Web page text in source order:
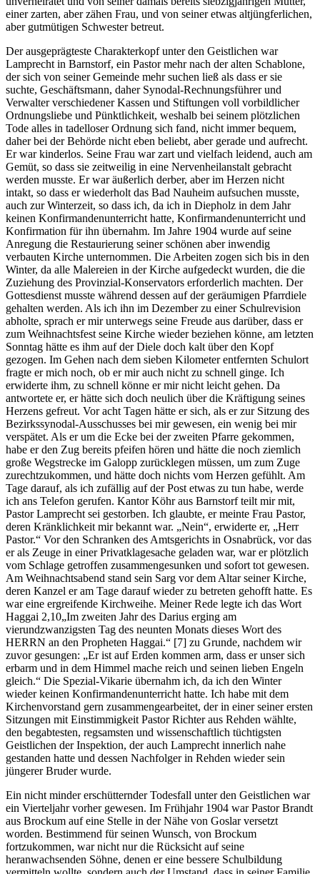
einer zarten, aber zähen Frau, und von seiner etwas altjüngferlichen,
aber gutmütigen Schwester betreut.
Der ausgeprägteste Charakterkopf unter den Geistlichen war
Lamprecht in Barnstorf, ein Pastor mehr nach der alten Schablone,
der sich von seiner Gemeinde mehr suchen ließ als dass er sie
suchte, Geschäftsmann, daher Synodal-Rechnungsführer und
Verwalter verschiedener Kassen und Stiftungen voll vorbildlicher
Ordnungsliebe und Pünktlichkeit, weshalb bei seinem plötzlichen
Tode alles in tadelloser Ordnung sich fand, nicht immer bequem,
daher bei der Behörde nicht eben beliebt, aber gerade und aufrecht.
Er war kinderlos. Seine Frau war zart und vielfach leidend, auch am
Gemüt, so dass sie zeitweilig in eine Nervenheilanstalt gebracht
werden musste. Er war äußerlich derber, aber im Herzen nicht
intakt, so dass er wiederholt das Bad Nauheim aufsuchen musste,
auch zur Winterzeit, so dass ich, da ich in Diepholz in dem Jahr
keinen Konfirmandenunterricht hatte, Konfirmandenunterricht und
Konfirmation für ihn übernahm. Im Jahre 1904 wurde auf seine
Anregung die Restaurierung seiner schönen aber inwendig
verbauten Kirche unternommen. Die Arbeiten zogen sich bis in den
Winter, da alle Malereien in der Kirche aufgedeckt wurden, die die
Zuziehung des Provinzial-Konservators erforderlich machten. Der
Gottesdienst musste während dessen auf der geräumigen Pfarrdiele
gehalten werden. Als ich ihn im Dezember zu einer Schulrevision
abholte, sprach er mir unterwegs seine Freude aus darüber, dass er
zum Weihnachtsfest seine Kirche wieder beziehen könne, am letzten
Sonntag hätte es ihm auf der Diele doch kalt über den Kopf
gezogen. Im Gehen nach dem sieben Kilometer entfernten Schulort
fragte er mich noch, ob er mir auch nicht zu schnell ginge. Ich
erwiderte ihm, zu schnell könne er mir nicht leicht gehen. Da
antwortete er, er hätte sich doch neulich über die Kräftigung seines
Herzens gefreut. Vor acht Tagen hätte er sich, als er zur Sitzung des
Bezirkssynodal-Ausschusses bei mir gewesen, ein wenig bei mir
verspätet. Als er um die Ecke bei der zweiten Pfarre gekommen,
habe er den Zug bereits pfeifen hören und hätte die noch ziemlich
große Wegstrecke im Galopp zurücklegen müssen, um zum Zuge
zurechtzukommen, und hätte doch nichts vom Herzen gefühlt. Am
Tage darauf, als ich zufällig auf der Post etwas zu tun habe, werde
ich ans Telefon gerufen. Kantor Köhr aus Barnstorf teilt mir mit,
Pastor Lamprecht sei gestorben. Ich glaubte, er meinte Frau Pastor,
deren Kränklichkeit mir bekannt war.
Nein , erwiderte er,
Herr
Pastor.
Vor den Schranken des Amtsgerichts in Osnabrück, vor das
er als Zeuge in einer Privatklagesache geladen war, war er plötzlich
vom Schlage getroffen zusammengesunken und sofort tot gewesen.
Am Weihnachtsabend stand sein Sarg vor dem Altar seiner Kirche,
deren Kanzel er am Tage darauf wieder zu betreten gehofft hatte. Es
war eine ergreifende Kirchweihe. Meiner Rede legte ich das Wort
Haggai 2,10 Im zweiten Jahr des Darius erging am
vierundzwanzigsten Tag des neunten Monats dieses Wort des
HERRN an den Propheten Haggai.
[7] zu Grunde, nachdem wir
zuvor gesungen:
Er ist auf Erden kommen arm, dass er unser sich
erbarm und in dem Himmel mache reich und seinen lieben Engeln
gleich.
Die Spezial-Vikarie übernahm ich, da ich den Winter
wieder keinen Konfirmandenunterricht hatte. Ich habe mit dem
Kirchenvorstand gern zusammengearbeitet, der in einer seiner ersten
Sitzungen mit Einstimmigkeit Pastor Richter aus Rehden wählte,
den begabtesten, regsamsten und wissenschaftlich tüchtigsten
Geistlichen der Inspektion, der auch Lamprecht innerlich nahe
gestanden hatte und dessen Nachfolger in Rehden wieder sein
jüngerer Bruder wurde.
Ein nicht minder erschütternder Todesfall unter den Geistlichen war
ein Vierteljahr vorher gewesen. Im Frühjahr 1904 war Pastor Brandt
aus Brockum auf eine Stelle in der Nähe von Goslar versetzt
worden. Bestimmend für seinen Wunsch, von Brockum
fortzukommen, war nicht nur die Rücksicht auf seine
heranwachsenden Söhne, denen er eine bessere Schulbildung